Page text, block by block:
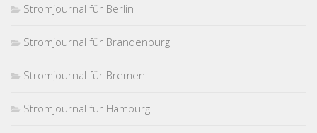
Stromjournal für Berlin
Stromjournal für Brandenburg
Stromjournal für Bremen
Stromjournal für Hamburg